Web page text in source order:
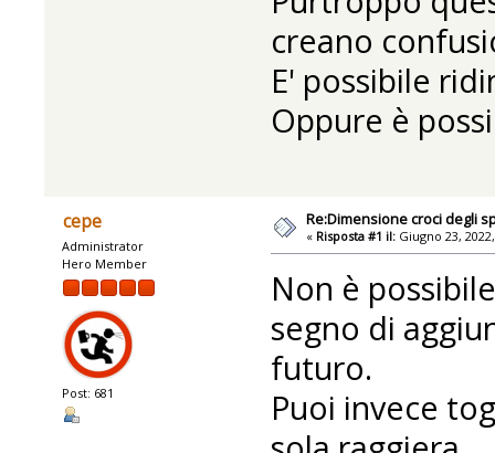
creano
E' possibile
Oppure è
cepe
Administrator
Hero Member
Post: 681
Re:Dimensione croci degli
« Risposta #1 il: Giugno 23,
Non è
segno di
futuro.
Puoi invece